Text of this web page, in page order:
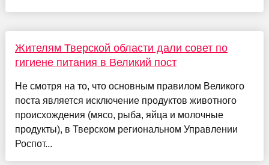
Жителям Тверской области дали совет по
гигиене питания в Великий пост
Не смотря на то, что основным правилом Великого
поста является исключение продуктов животного
происхождения (мясо, рыба, яйца и молочные
продукты), в Тверском региональном Управлении
Роспот...